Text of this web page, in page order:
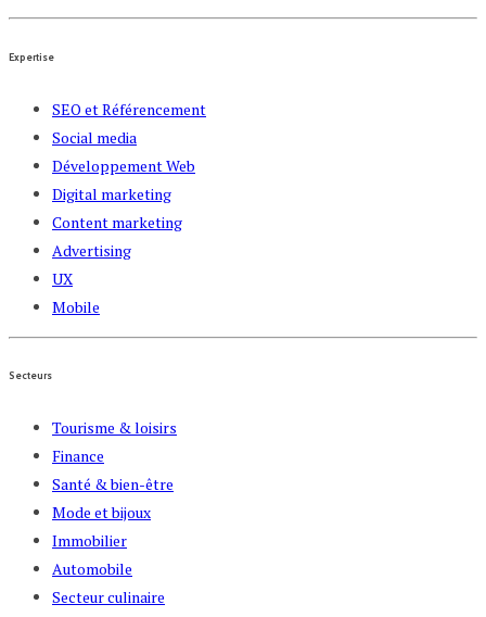
Expertise
SEO et Référencement
Social media
Développement Web
Digital marketing
Content marketing
Advertising
UX
Mobile
Secteurs
Tourisme & loisirs
Finance
Santé & bien-être
Mode et bijoux
Immobilier
Automobile
Secteur culinaire